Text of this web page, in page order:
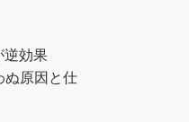
効果
ぬ原因と仕